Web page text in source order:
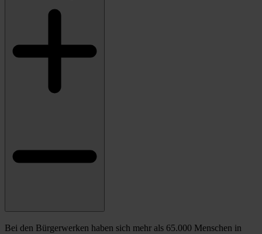
Bei den Bürgerwerken haben sich mehr als 65.000 Menschen in